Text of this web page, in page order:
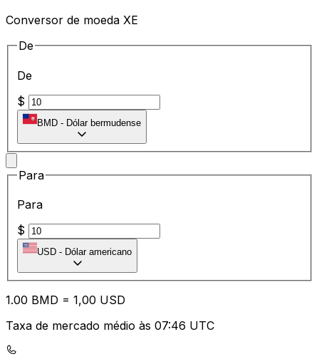
Conversor de moeda XE
De
De
$
BMD - Dólar bermudense
Para
Para
$
USD - Dólar americano
1.00 BMD = 1,00 USD
Taxa de mercado médio às 07:46 UTC